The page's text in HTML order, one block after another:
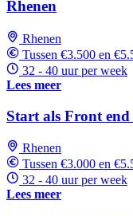
Rhenen
Rhenen
Tussen €3.500 en
32 - 40 uur per week
Lees meer
Start als Front
Rhenen
Tussen €3.000 en
32 - 40 uur per week
Lees meer